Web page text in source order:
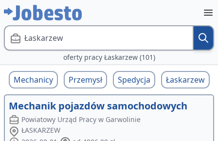
Łaskarzew
oferty pracy Łaskarzew (101)
Mechanicy Przemysł Spedycja Łaskarzew
Mechanik pojazdów samochodowych
Powiatowy Urząd Pracy w Garwolinie
ŁASKARZEW